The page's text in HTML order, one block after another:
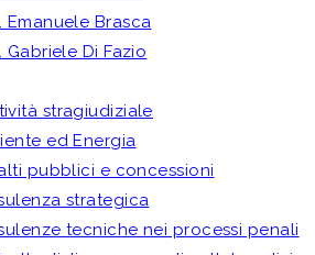
Emanuele Brasca
Gabriele Di Fazio
stragiudiziale
ed Energia
pubblici e concessioni
strategica
tecniche nei processi penali